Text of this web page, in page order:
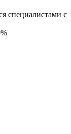
специалистами с